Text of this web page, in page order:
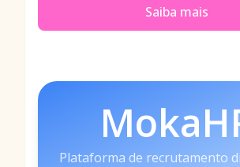
Saiba mais
Plataforma de recrutamento